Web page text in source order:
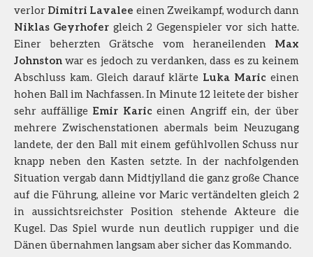
verlor Dimitri Lavalee einen Zweikampf, wodurch dann
Niklas Geyrhofer gleich 2 Gegenspieler vor sich hatte.
Einer beherzten Grätsche vom heraneilenden Max
Johnston war es jedoch zu verdanken, dass es zu keinem
Abschluss kam. Gleich darauf klärte Luka Maric einen
hohen Ball im Nachfassen. In Minute 12 leitete der bisher
sehr auffällige Emir Kariceinen Angriff ein, der über
mehrere Zwischenstationen abermals beim Neuzugang
landete, der den Ball mit einem gefühlvollen Schuss nur
knapp neben den Kasten setzte. In der nachfolgenden
Situation vergab dann Midtjylland die ganz große Chance
auf die Führung, alleine vor Maric vertändelten gleich 2
in aussichtsreichster Position stehende Akteure die
Kugel. Das Spiel wurde nun deutlich ruppiger und die
Dänen übernahmen langsam aber sicher das Kommando.